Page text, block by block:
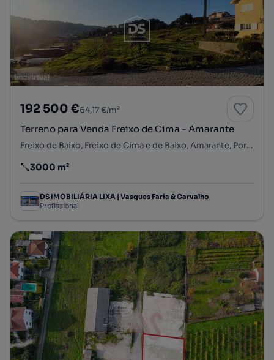
192 500 €64,17 €/m²
Terreno para Venda Freixo de Cima - Amarante
Freixo de Baixo, Freixo de Cima e de Baixo, Amarante, Porto
Preço por metro quadrado
3000 m²
DS IMOBILIÁRIA LIXA | Vasques Faria & Carvalho
Profissional